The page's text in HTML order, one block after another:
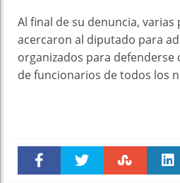
Al final de su denuncia, varias
acercaron al diputado para
organizados para
de funcionarios de todos los